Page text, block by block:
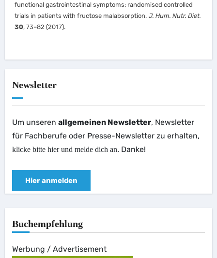
functional gastrointestinal symptoms: randomised controlled
trials in patients with fructose malabsorption. J. Hum. Nutr. Diet.
30, 73–82 (2017).
Newsletter
Um unseren allgemeinen Newsletter, Newsletter
für Fachberufe oder Presse-Newsletter zu erhalten,
klicke bitte hier und melde dich an. Danke!
Hier anmelden
Buchempfehlung
Werbung / Advertisement